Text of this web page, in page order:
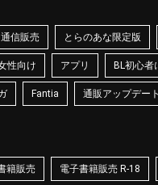
通信販売 とらのあな限定版
性向け アプリ BL初心者
Fantia 通販アップデー
籍販売 電子書籍販売 R-18